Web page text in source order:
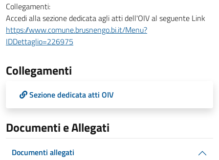
Collegamenti:
Accedi alla sezione dedicata agli atti dell'OIV al seguente Link
https://www.comune.brusnengo.bi.it/Menu?
IDDettaglio=226975
Collegamenti
Sezione dedicata atti OIV
Documenti e Allegati
Documenti allegati